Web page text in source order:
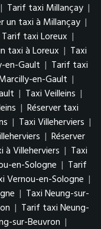
| Tarif taxi Millançay |
un taxi à Millançay |
Tarif taxi Loreux |
taxi à Loreux | Taxi
en-Gault | Tarif taxi
en-Gault |
| Taxi Veilleins |
| Réserver taxi
| Taxi Villeherviers |
| Réserver
à Villeherviers | Taxi
en-Sologne | Tarif
Vernou-en-Sologne |
| Taxi Neung-sur-
| Tarif taxi Neung-
sur-Beuvron |